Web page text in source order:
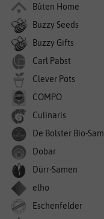
Bûten Home
Buzzy Seeds
Buzzy Gifts
Carl Pabst
Clever Pots
COMPO
Culinaris
De Bolster Bio-
Dobar
Dürr-Samen
elho
Eschenfelder